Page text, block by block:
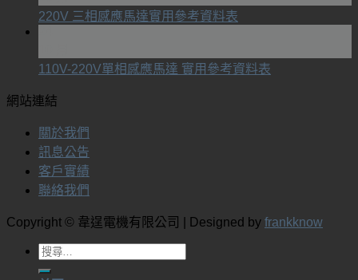
220V 三相感應馬達實用參考資料表
110V-220V單相感應馬達 實用參考資料表
網站連結
關於我們
訊息公告
客戶實績
聯絡我們
Copyright © 韋逞電機有限公司 | Designed by frankknow
搜
尋